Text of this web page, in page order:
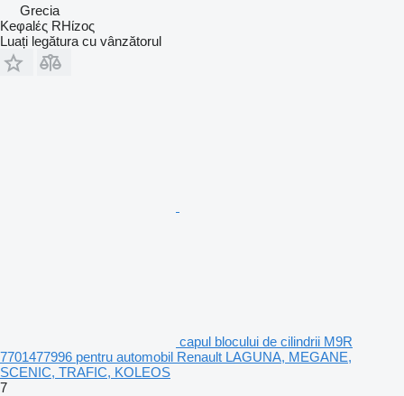
Grecia
Keφalές RHίzoς
Luați legătura cu vânzătorul
capul blocului de cilindrii M9R
7701477996 pentru automobil Renault LAGUNA, MEGANE,
SCENIC, TRAFIC, KOLEOS
7